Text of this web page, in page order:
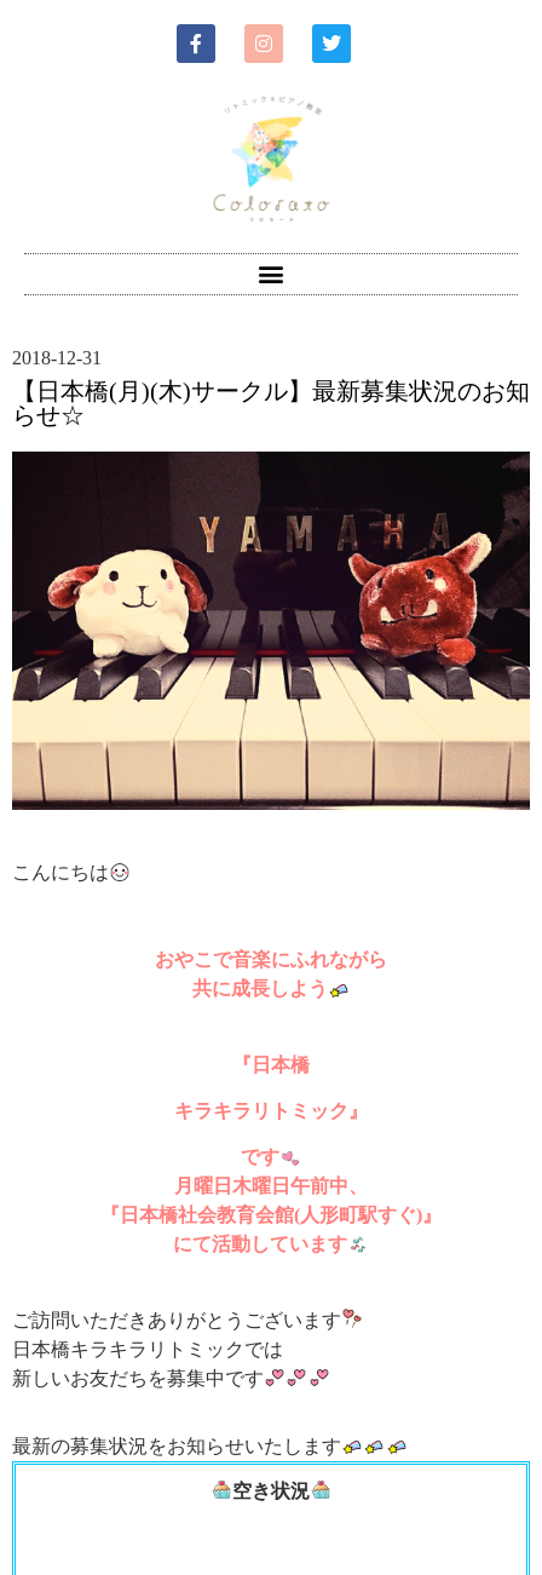
2018-12-31
【日本橋(月)(木)サークル】最新募集状況のお知
らせ☆
こんにちは
おやこで音楽にふれながら
共に成長しよう
『日本橋
キラキラリトミック』
です
月曜日木曜日午前中、
『日本橋社会教育会館(人形町駅すぐ)』
にて活動しています
ご訪問いただきありがとうございます
日本橋キラキラリトミックでは
新しいお友だちを募集中です
最新の募集状況をお知らせいたします
空き状況